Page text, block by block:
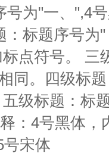
号为"一、",4
：标题序号为
点符号。 三
同。四级标
级标题：标
：4号黑体，
宋体